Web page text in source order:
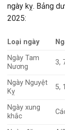
ngày kỵ. Bảng
2025:
Loại ngày
Ngày Tam
Nương
3,
Ngày Nguyệt
Kỵ
5,
Ngày xung
khắc